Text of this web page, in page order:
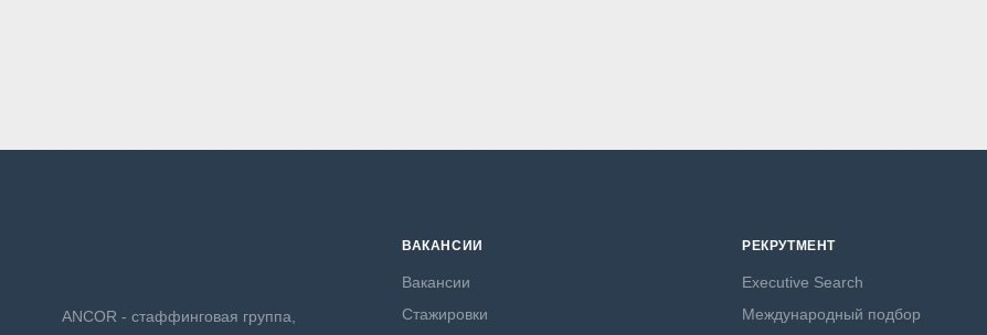
ANCOR - стаффинговая группа,
ВАКАНСИИ
Вакансии
Стажировки
РЕКРУТМЕНТ
Executive Search
Международный подбор